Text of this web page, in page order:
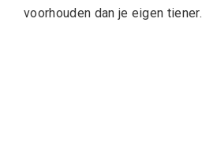
voorhouden dan je eigen tiener.